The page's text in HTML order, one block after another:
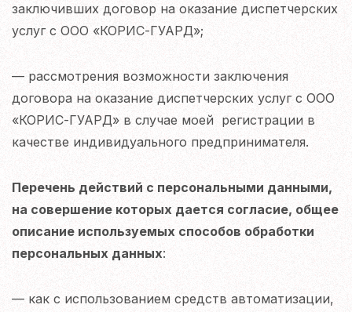
заключивших договор на оказание диспетчерских
услуг с ООО «КОРИС-ГУАРД»;
— рассмотрения возможности заключения
договора на оказание диспетчерских услуг с ООО
«КОРИС-ГУАРД» в случае моей регистрации в
качестве индивидуального предпринимателя.
Перечень действий с персональными данными,
на совершение которых дается согласие, общее
описание используемых способов обработки
персональных данных:
— как с использованием средств автоматизации,